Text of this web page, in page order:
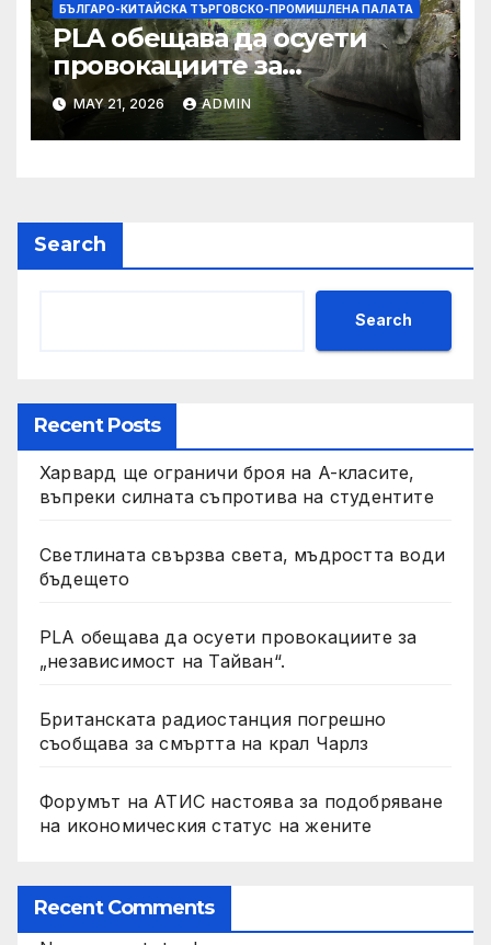
БЪЛГАРО-КИТАЙСКА ТЪРГОВСКО-ПРОМИШЛЕНА ПАЛAТА
PLA обещава да осуети
провокациите за
„независимост на Тайван“.
MAY 21, 2026 ADMIN
Search
Search
Recent Posts
Харвард ще ограничи броя на A-класите,
въпреки силната съпротива на студентите
Светлината свързва света, мъдростта води
бъдещето
PLA обещава да осуети провокациите за
„независимост на Тайван“.
Британската радиостанция погрешно
съобщава за смъртта на крал Чарлз
Форумът на АТИС настоява за подобряване
на икономическия статус на жените
Recent Comments